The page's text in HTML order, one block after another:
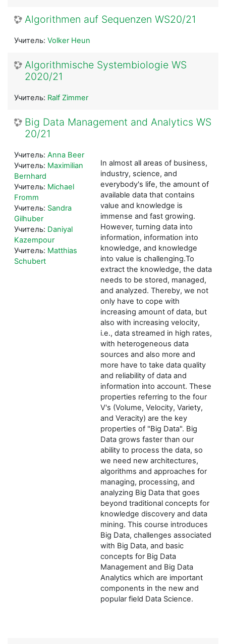
Algorithmen auf Sequenzen WS20/21
Учитель: Volker Heun
Algorithmische Systembiologie WS
2020/21
Учитель: Ralf Zimmer
Big Data Management and Analytics WS
20/21
In almost all areas of business,
industry, science, and
everybody's life, the amount of
available data that contains
value and knowledge is
immense and fast growing.
However, turning data into
information, information into
knowledge, and knowledge
into value is challenging.To
extract the knowledge, the data
needs to be stored, managed,
and analyzed. Thereby, we not
only have to cope with
increasing amount of data, but
also with increasing velocity,
i.e., data streamed in high rates,
with heterogeneous data
sources and also more and
more have to take data quality
and reliability of data and
information into account. These
properties referring to the four
V's (Volume, Velocity, Variety,
and Veracity) are the key
properties of "Big Data". Big
Data grows faster than our
ability to process the data, so
we need new architectures,
algorithms and approaches for
managing, processing, and
analyzing Big Data that goes
beyond traditional concepts for
knowledge discovery and data
mining. This course introduces
Big Data, challenges associated
with Big Data, and basic
concepts for Big Data
Management and Big Data
Analytics which are important
components in the new and
popular field Data Science.
Учитель: Anna Beer
Учитель: Maximilian
Bernhard
Учитель: Michael
Fromm
Учитель: Sandra
Gilhuber
Учитель: Daniyal
Kazempour
Учитель: Matthias
Schubert